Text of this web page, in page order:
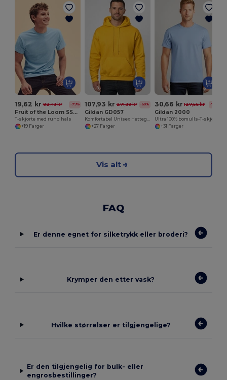
19,62 kr 92,43 kr -79%
Fruit of the Loom SS048
T-skjorte med rund hals
+19 Farger
107,93 kr 271,39 kr -60%
Gildan GD057
+27 Farger
30,66 kr 127,56 kr -76%
Gildan 2000
+31 Farger
Vis alt
FAQ
Er denne egnet for silketrykk eller broderi?
Krymper den etter vask?
Hvilke størrelser er tilgjengelige?
Er den tilgjengelig for bulk- eller
engrosbestillinger?